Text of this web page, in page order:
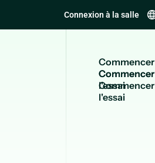
Connexion à la salle
Commencer
Commencer
l'essai